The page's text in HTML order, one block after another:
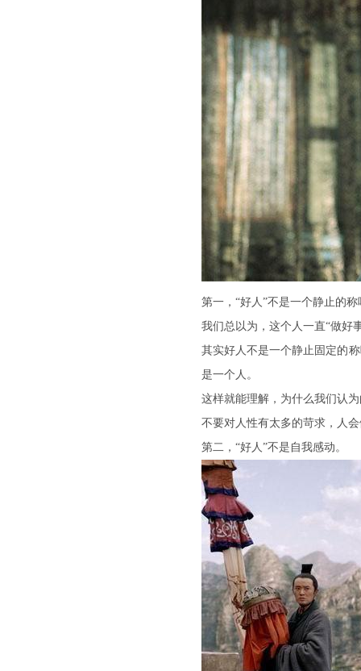
第一，“好人”不是一个静止的称
我们总以为，这个人一直“做好
其实好人不是一个静止固定的
是一个人。
这样就能理解，为什么我们认
不要对人性有太多的苛求，人
第二，“好人”不是自我感动。